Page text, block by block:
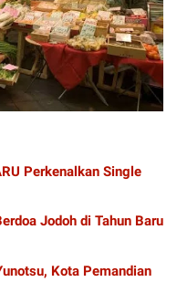
Perkenalkan Single
Jodoh di Tahun Baru
Kota Pemandian